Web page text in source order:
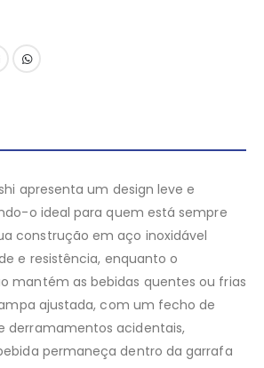
apresenta um design leve e
o ideal para quem está sempre
construção em aço inoxidável
e resistência, enquanto o
mantém as bebidas quentes ou frias
ajustada, com um fecho de
derramamentos acidentais,
permaneça dentro da garrafa